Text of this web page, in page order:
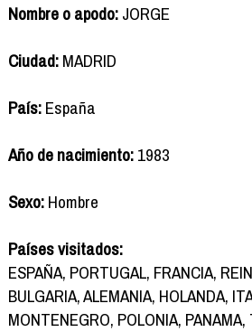
Nombre o apodo:JORGE
Ciudad:MADRID
País:España
Año de nacimiento:1983
Sexo:Hombre
Países visitados:
ESPAÑA, PORTUGAL, FRANCIA,
BULGARIA, ALEMANIA, HOLANDA,
MONTENEGRO, POLONIA, PANAMA,